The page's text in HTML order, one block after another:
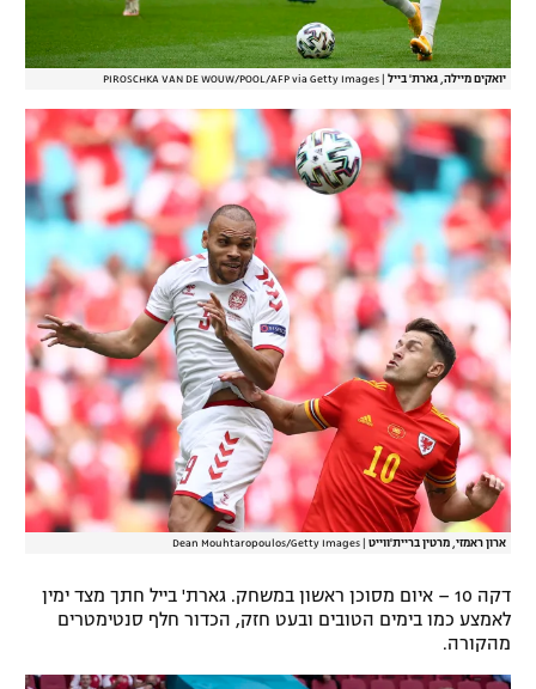
יואקים מיילה, גארת' בייל PIROSCHKA VAN DE WOUW/POOL/AFP via Getty Images
ארון ראמזי, מרטין בריית'ווייט Dean Mouhtaropoulos/Getty Images
דקה 10 – איום מסוכן ראשון במשחק. גארת' בייל חתך מצד ימין
לאמצע כמו בימים הטובים ובעט חזק, הכדור חלף סנטימטרים
מהקורה.